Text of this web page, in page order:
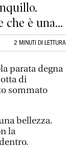
che è una...
2 MINUTI DI LETTURA
parata degna
di
sommato
bellezza.
la